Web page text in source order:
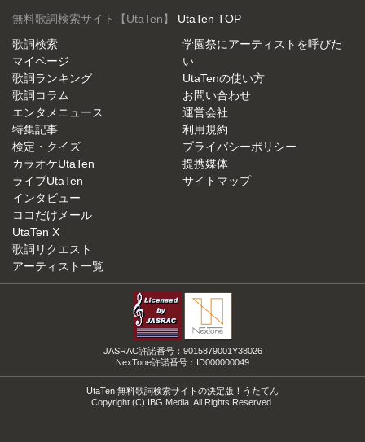
無料歌詞検索サイト【UtaTen】 UtaTen TOP
歌詞検索
マイページ
歌詞ランキング
歌詞コラム
エンタメニュース
特集記事
検定・クイズ
カラオケUtaTen
ライブUtaTen
インタビュー
ココだけメール
UtaTen X
歌詞リクエスト
アーティスト一覧
学園祭にアーティストを呼びた
い
UtaTenの使い方
お問い合わせ
運営会社
利用規約
プライバシーポリシー
提携媒体
サイトマップ
JASRAC許諾番号：9015879001Y38026
NexTone許諾番号：ID000000049
UtaTen 無料歌詞検索サイトの決定版！うたてん
Copyright (C) IBG Media. All Rights Reserved.